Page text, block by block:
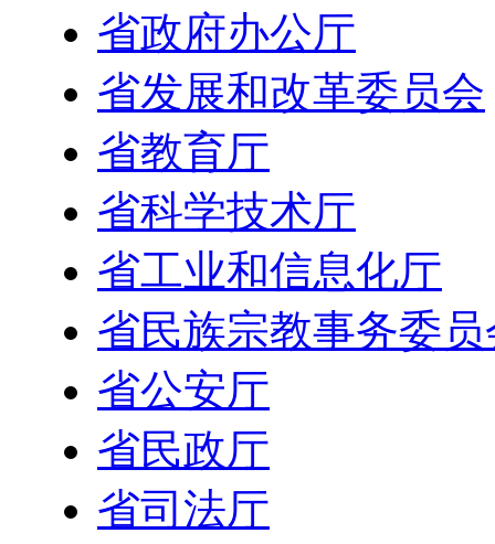
省政府办公厅
省发展和改革委员会
省教育厅
省科学技术厅
省工业和信息化厅
省民族宗教事务委员
省公安厅
省民政厅
省司法厅